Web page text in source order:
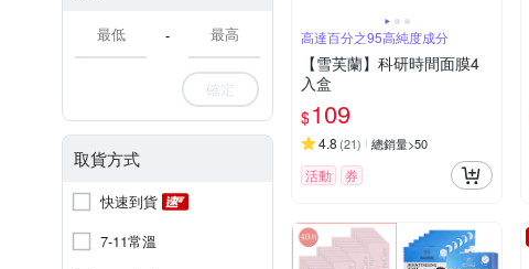
-
確定
取貨方式
快速到貨
7-11常溫
高達百分之95高純度成分
【雪芙蘭】科研時間面膜4
入盒
$109
4.8 (21) 總銷量>50
活動 券